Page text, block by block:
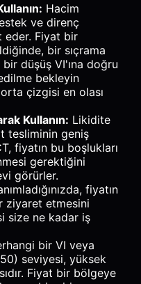
Hacim
ve direnç
eder. Fiyat bir
bir sıçrama
düşüş VI'ına doğru
bekleyin
çizgisi en olası
Kullanın: Likidite
tesliminin geniş
fiyatın bu boşlukları
gerektiğini
görürler.
fiyatın
ziyaret etmesini
size ne kadar iş
bir VI veya
seviyesi, yüksek
Fiyat bir bölgeye